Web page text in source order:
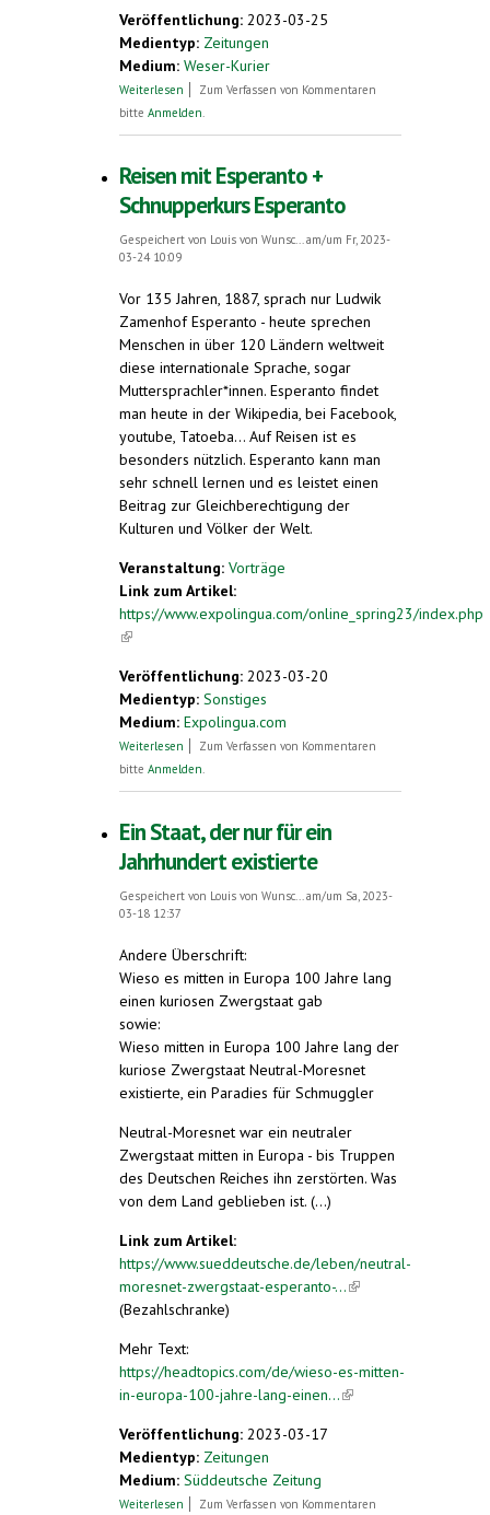
Veröffentlichung: 2023-03-25
Medientyp: Zeitungen
Medium: Weser-Kurier
Weiterlesen über Aus Havanna nach Bremen
Zum Verfassen von Kommentaren
bitte Anmelden.
Reisen mit Esperanto +
Schnupperkurs Esperanto
Gespeichert von Louis von Wunsc...am/um Fr, 2023-
03-24 10:09
Vor 135 Jahren, 1887, sprach nur Ludwik
Zamenhof Esperanto - heute sprechen
Menschen in über 120 Ländern weltweit
diese internationale Sprache, sogar
Muttersprachler*innen. Esperanto findet
man heute in der Wikipedia, bei Facebook,
youtube, Tatoeba... Auf Reisen ist es
besonders nützlich. Esperanto kann man
sehr schnell lernen und es leistet einen
Beitrag zur Gleichberechtigung der
Kulturen und Völker der Welt.
Veranstaltung: Vorträge
Link zum Artikel:
https://www.expolingua.com/online_spring23/index.php
(link is external)
Veröffentlichung: 2023-03-20
Medientyp: Sonstiges
Medium: Expolingua.com
Weiterlesen über Reisen mit Esperanto +
Zum Verfassen von Kommentaren
bitte Anmelden.
Ein Staat, der nur für ein
Jahrhundert existierte
Gespeichert von Louis von Wunsc...am/um Sa, 2023-
03-18 12:37
Andere Überschrift:
Wieso es mitten in Europa 100 Jahre lang
einen kuriosen Zwergstaat gab
sowie:
Wieso mitten in Europa 100 Jahre lang der
kuriose Zwergstaat Neutral-Moresnet
existierte, ein Paradies für Schmuggler
Neutral-Moresnet war ein neutraler
Zwergstaat mitten in Europa - bis Truppen
des Deutschen Reiches ihn zerstörten. Was
von dem Land geblieben ist. (...)
Link zum Artikel:
https://www.sueddeutsche.de/leben/neutral-
moresnet-zwergstaat-esperanto-...(link is
(Bezahlschranke)
Mehr Text:
https://headtopics.com/de/wieso-es-mitten-
in-europa-100-jahre-lang-einen...(link is
Veröffentlichung: 2023-03-17
Medientyp: Zeitungen
Medium: Süddeutsche Zeitung
Weiterlesen über Ein Staat, der nur für ein Jahrhundert
Zum Verfassen von Kommentaren